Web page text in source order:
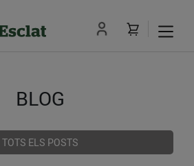
BLOG
TOTS ELS POSTS